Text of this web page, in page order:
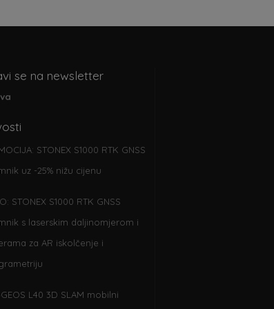
se na newsletter
STONEX S1000 RTK GNSS
uz -25% nižu cijenu
STONEX S1000 RTK GNSS
s laserskim daljinomjerom i
za AR iskolčenje i
L40 3D SLAM mobilni